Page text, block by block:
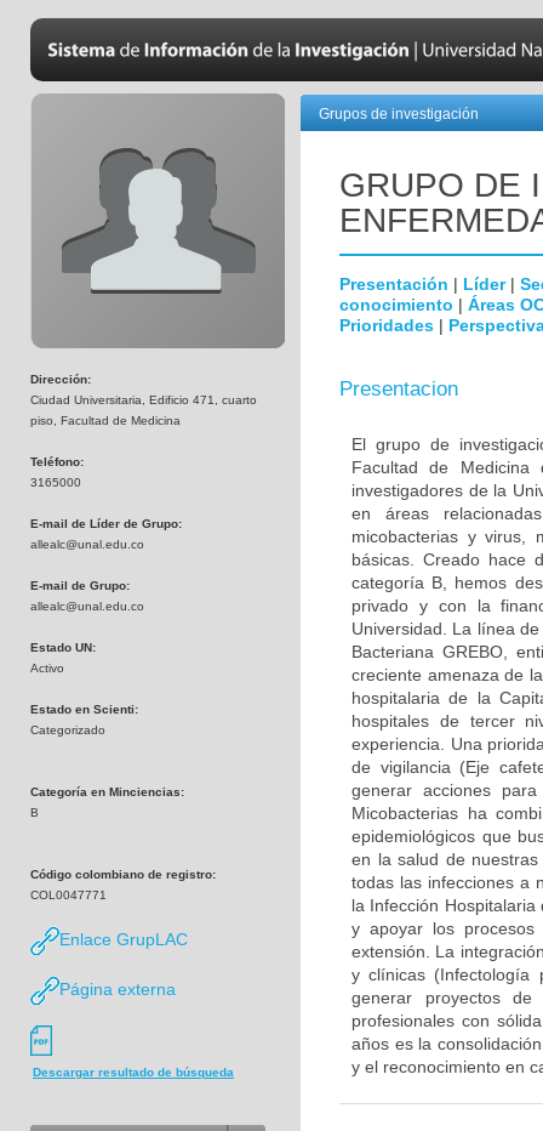
Dirección:
Ciudad Universitaria, Edificio 471, cuarto
piso, Facultad de Medicina
Teléfono:
3165000
E-mail de Líder de Grupo:
allealc@unal.edu.co
E-mail de Grupo:
allealc@unal.edu.co
Estado UN:
Activo
Estado en Scienti:
Categorizado
Categoría en Minciencias:
B
Código colombiano de registro:
COL0047771
Enlace GrupLAC
Página externa
Descargar resultado de búsqueda
Grupos de investigación
GRUPO DE
Presentación | Líder|
conocimiento | Áreas
Prioridades |
Presentacion
El grupo de
Facultad de
investigadores de la
en áreas
micobacterias y virus,
básicas. Creado hace
categoría B, hemos
privado y con la
Universidad. La línea
Bacteriana GREBO,
creciente amenaza de
hospitalaria de la
hospitales de tercer
experiencia. Una
de vigilancia (Eje
generar acciones
Micobacterias ha
epidemiológicos que
en la salud de
todas las infecciones a
la Infección
y apoyar los
extensión. La
y clínicas (Infectología
generar proyectos
profesionales con
años es la
y el reconocimiento en